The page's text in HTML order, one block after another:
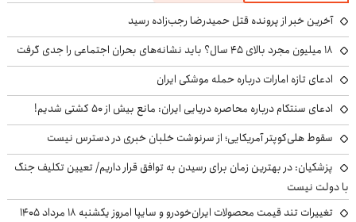
آخرین خبر از پرونده قتل حمیدرضا رجب‌زاده رسید
۱۸ میلیون مجرد بالای ۴۵ سال؟ باید نشانه‌های بحران اجتماعی را جدی گرفت
ادعای تازه امارات درباره حمله موشکی ایران
ادعای سنتکام درباره محاصره دریایی ایران: مانع بیش از ۵۰ کشتی شدیم!
سقوط هلی‌کوپتر آمریکایی؛ از سرنوشت خلبان خبری در دسترس نیست
پزشکیان‌: در بهترین زمان برای رسیدن به توافق قرار داریم/ تعیین تکلیف جنگ
با دولت نیست
تغییرات تند قیمت محصولات ایران‌خودرو و سایپا امروز یکشنبه ۱۸ مرداد ۱۴۰۵